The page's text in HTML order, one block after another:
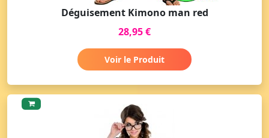
Déguisement Kimono man red
28,95 €
Voir le Produit